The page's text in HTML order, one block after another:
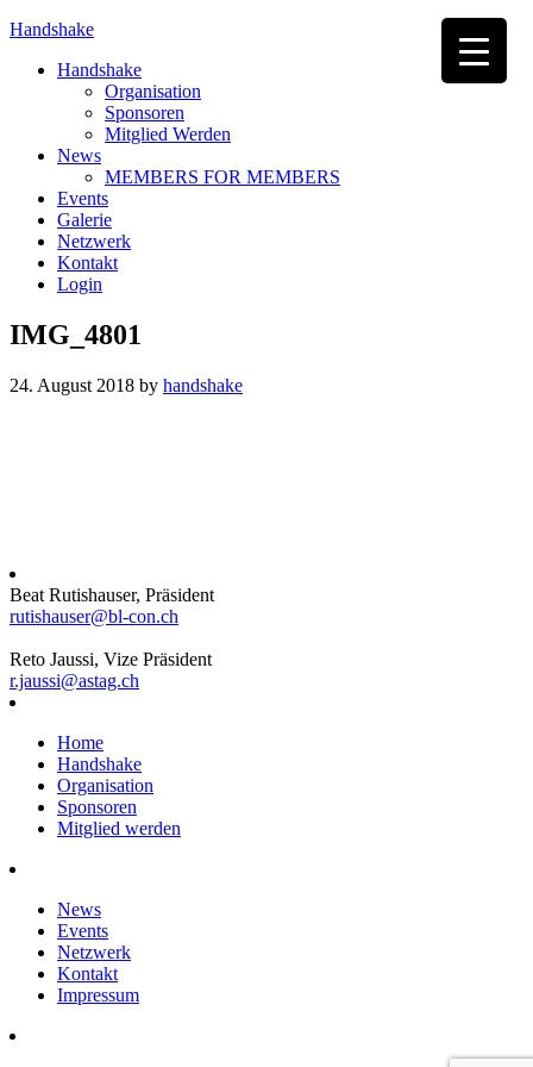
Handshake
Handshake
Organisation
Sponsoren
Mitglied Werden
News
MEMBERS FOR MEMBERS
Events
Galerie
Netzwerk
Kontakt
Login
IMG_4801
24. August 2018 by handshake
Beat Rutishauser, Präsident
rutishauser@bl-con.ch
Reto Jaussi, Vize Präsident
r.jaussi@astag.ch
Home
Handshake
Organisation
Sponsoren
Mitglied werden
News
Events
Netzwerk
Kontakt
Impressum